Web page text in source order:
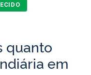
quanto
em